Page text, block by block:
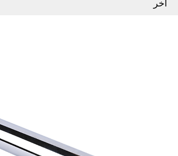
آخر